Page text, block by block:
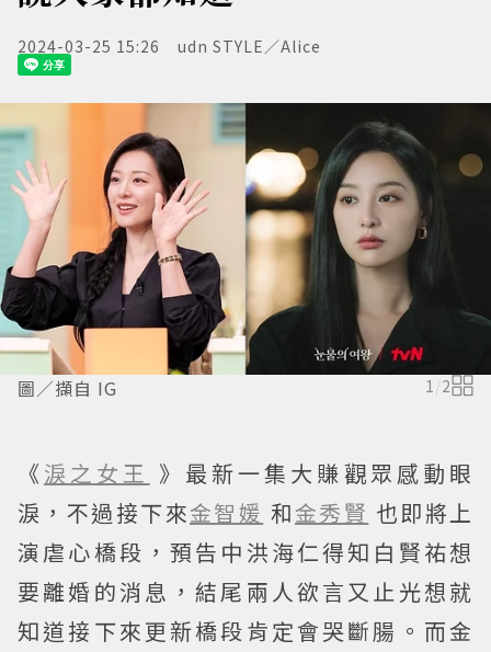
2024-03-25 15:26 udn STYLE／Alice
圖／擷自 IG 1 /2
《 淚之女王 》最新一集大賺觀眾感動眼
淚，不過接下來金智媛 和金秀賢 也即將上
演虐心橋段，預告中洪海仁得知白賢祐想
要離婚的消息，結尾兩人欲言又止光想就
知道接下來更新橋段肯定會哭斷腸。而金